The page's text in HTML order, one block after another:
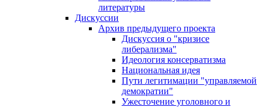
литературы
Дискуссии
Архив предыдущего проекта
Дискуссия о "кризисе
либерализма"
Идеология консерватизма
Национальная идея
Пути легитимации "управляемой
демократии"
Ужесточение уголовного и